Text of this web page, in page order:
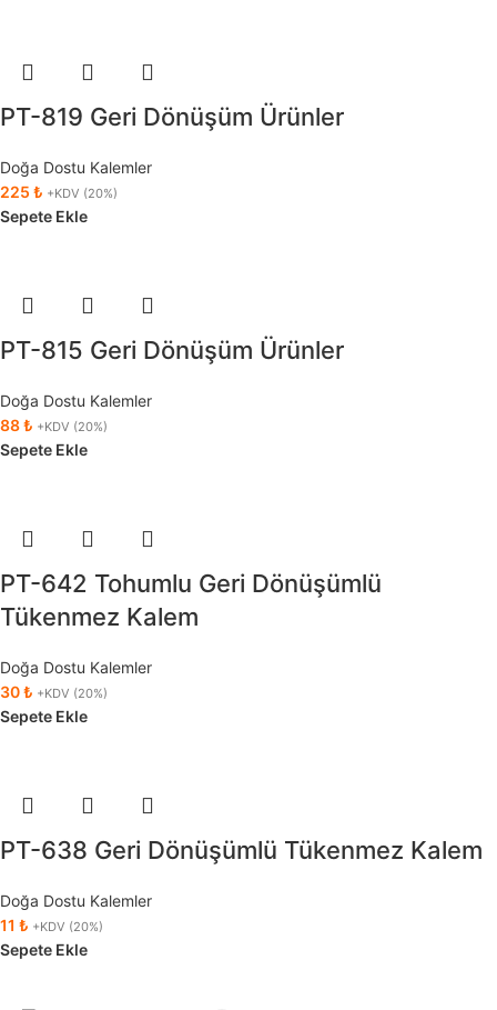
PT-819 Geri Dönüşüm Ürünler
Doğa Dostu Kalemler
225 ₺ +KDV (20%)
Sepete Ekle
PT-815 Geri Dönüşüm Ürünler
Doğa Dostu Kalemler
88₺ +KDV (20%)
Sepete Ekle
PT-642 Tohumlu Geri Dönüşümlü
Tükenmez Kalem
Doğa Dostu Kalemler
30₺ +KDV (20%)
Sepete Ekle
PT-638 Geri Dönüşümlü Tükenmez Kalem
Doğa Dostu Kalemler
11 ₺ +KDV (20%)
Sepete Ekle